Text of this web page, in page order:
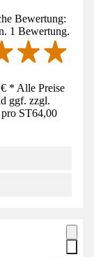
Bewertung:
1 Bewertung.
* Alle Preise
ggf. zzgl.
pro ST64,00